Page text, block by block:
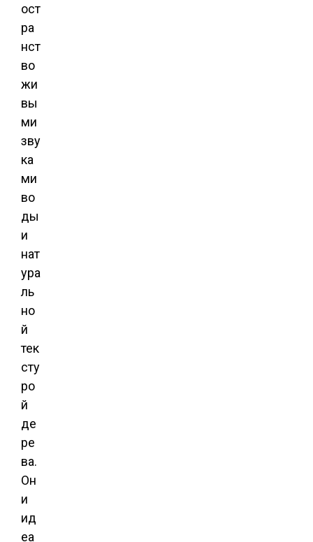
ост
ра
нст
во
жи
вы
ми
зву
ка
ми
во
ды
и
нат
ура
ль
но
й
тек
сту
ро
й
де
ре
ва.
Он
и
ид
еа